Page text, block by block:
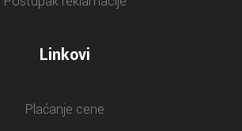
Linkovi
Plaćanje cene